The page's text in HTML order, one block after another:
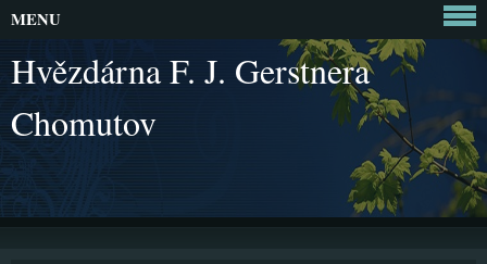
Hvězdárna F. J. Gerstnera
Chomutov
MENU